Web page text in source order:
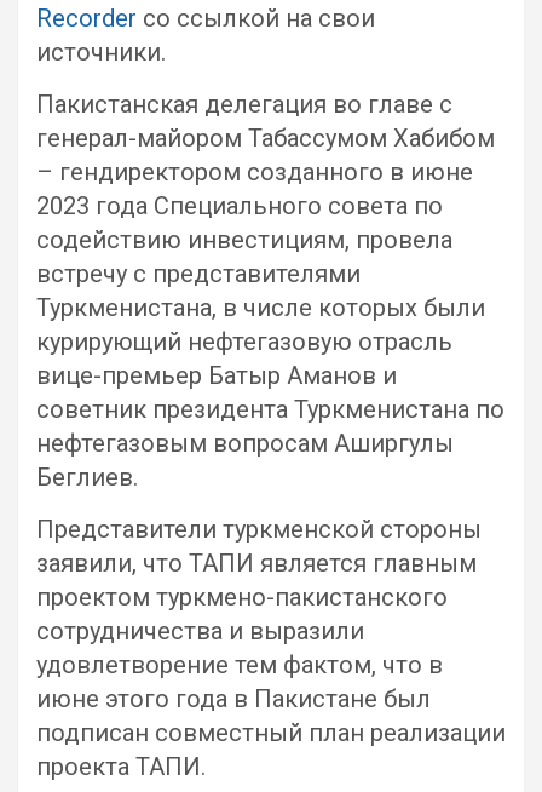
Recorder со ссылкой на свои
источники.
Пакистанская делегация во главе с
генерал-майором Табассумом Хабибом
– гендиректором созданного в июне
2023 года Специального совета по
содействию инвестициям, провела
встречу с представителями
Туркменистана, в числе которых были
курирующий нефтегазовую отрасль
вице-премьер Батыр Аманов и
советник президента Туркменистана по
нефтегазовым вопросам Аширгулы
Беглиев.
Представители туркменской стороны
заявили, что ТАПИ является главным
проектом туркмено-пакистанского
сотрудничества и выразили
удовлетворение тем фактом, что в
июне этого года в Пакистане был
подписан совместный план реализации
проекта ТАПИ.